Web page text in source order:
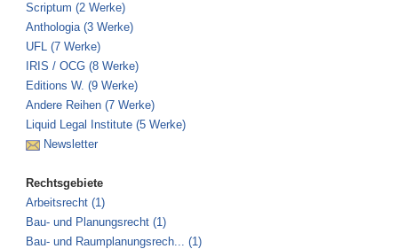
Scriptum (2 Werke)
Anthologia (3 Werke)
UFL (7 Werke)
IRIS / OCG (8 Werke)
Editions W. (9 Werke)
Andere Reihen (7 Werke)
Liquid Legal Institute (5 Werke)
Newsletter
Rechtsgebiete
Arbeitsrecht (1)
Bau- und Planungsrecht (1)
Bau- und Raumplanungsrech... (1)